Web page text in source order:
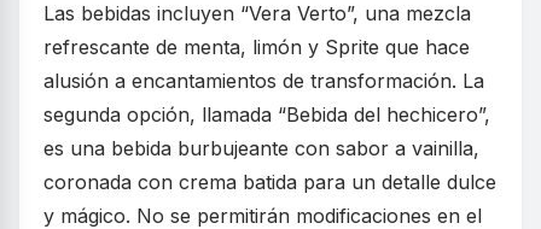
Las bebidas incluyen “Vera Verto”, una mezcla
refrescante de menta, limón y Sprite que hace
alusión a encantamientos de transformación. La
segunda opción, llamada “Bebida del hechicero”,
es una bebida burbujeante con sabor a vainilla,
coronada con crema batida para un detalle dulce
y mágico. No se permitirán modificaciones en el